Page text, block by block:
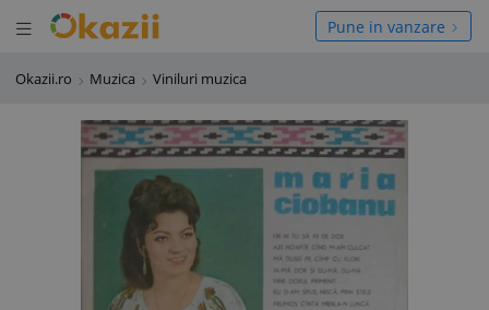
Deschide meniul
meniul Pune in vanzare
Okazii.ro Muzica Viniluri muzica